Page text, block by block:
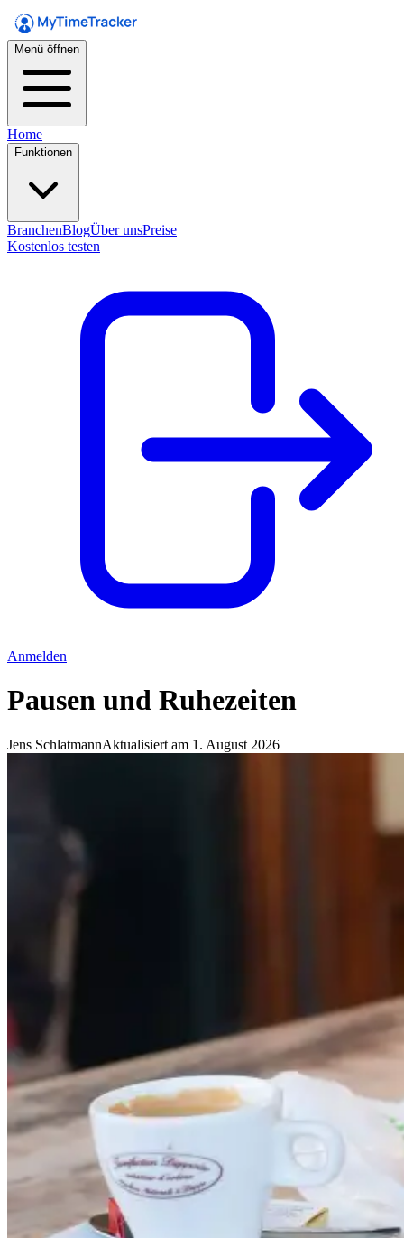
Menü öffnen
Home
Funktionen
BranchenBlogÜber unsPreise
Kostenlos testen
Anmelden
Pausen und Ruhezeiten
Jens SchlatmannAktualisiert am 1. August 2026